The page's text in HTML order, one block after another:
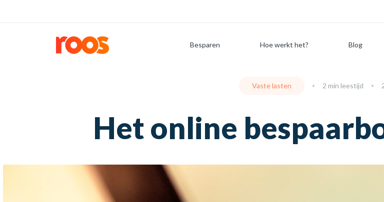
Besparen Hoe werkt het? Blog
Vaste lasten 2 min leestijd
Het online